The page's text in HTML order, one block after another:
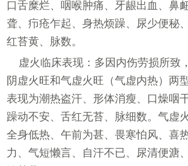
口舌糜烂、咽喉肿痛、牙龈出血、鼻
聋、疖疮乍起、身热烦躁、尿少便秘
红苔黄、脉数。
虚火临床表现：多因内伤劳损所致
阴虚火旺和气虚火旺（气虚内热）两
表现为潮热盗汗、形体消瘦、口燥咽
躁动不安、舌红无苔、脉细数。气虚
全身低热、午前为甚、畏寒怕风、喜
力、气短懒言、自汗不已、尿清便溏